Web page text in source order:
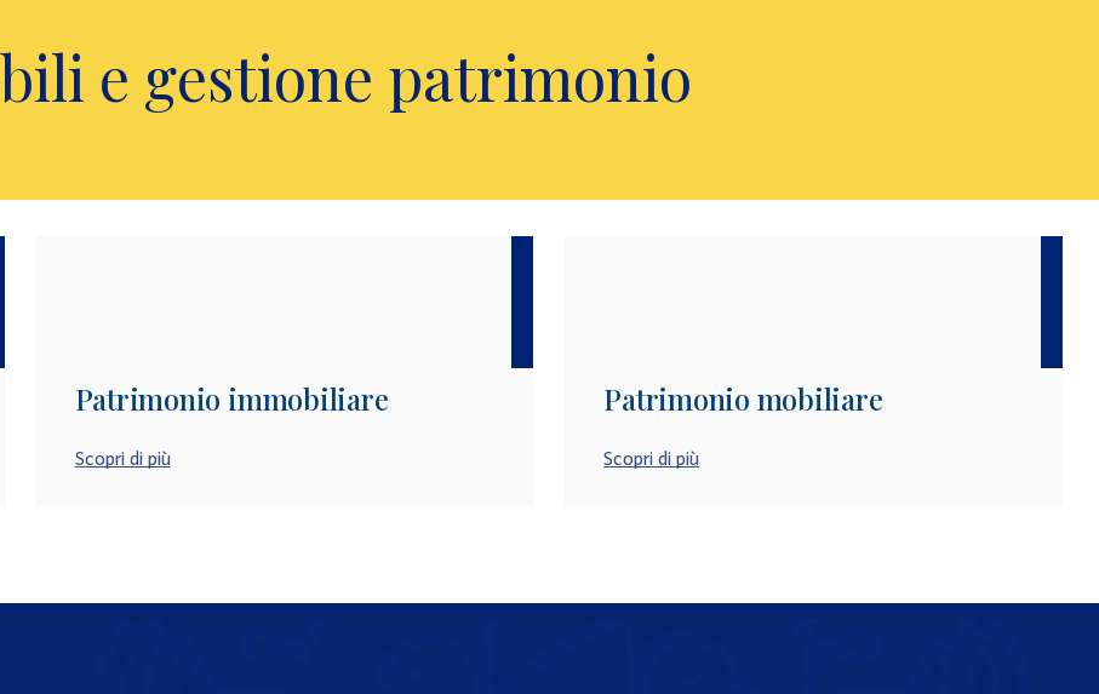
e gestione patrimonio
Patrimonio immobiliare
Scopri di più
Patrimonio mobiliare
Scopri di più